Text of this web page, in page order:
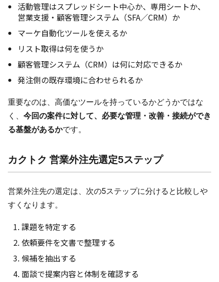
活動管理はスプレッドシート中心か、専用シートか、
営業支援・顧客管理システム（SFA／CRM）か
マーケ自動化ツールを使えるか
リスト取得は何を使うか
顧客管理システム（CRM）は何に対応できるか
発注側の既存環境に合わせられるか
重要なのは、高価なツールを持っているかどうかではな
く、 今回の案件に対して、必要な管理・改善・接続ができ
る基盤があるかです。
カクトク 営業外注先選定5ステップ
営業外注先の選定は、次の5ステップに分けると比較しや
すくなります。
課題を特定する
依頼要件を文書で整理する
候補を抽出する
面談で提案内容と体制を確認する